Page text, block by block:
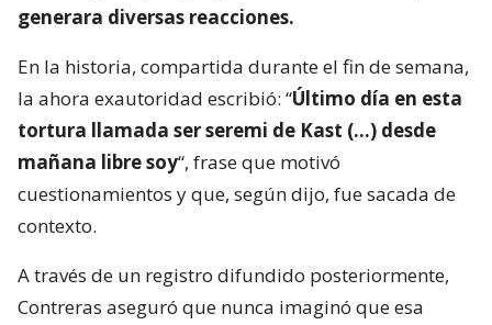
generara diversas reacciones.
En la historia, compartida durante el fin de semana,
la ahora exautoridad escribió: “Último día en esta
tortura llamada ser seremi de Kast (…) desde
mañana libre soy“, frase que motivó
cuestionamientos y que, según dijo, fue sacada de
contexto.
A través de un registro difundido posteriormente,
Contreras aseguró que nunca imaginó que esa